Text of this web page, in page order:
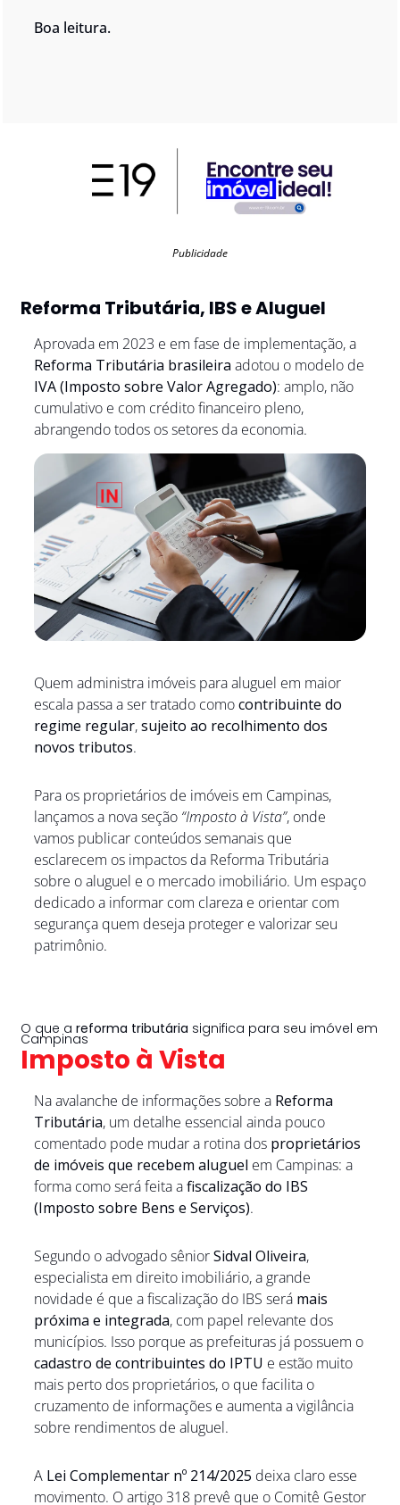
Boa leitura.
Publicidade
Reforma Tributária, IBS e Aluguel
Reforma Tributária brasileira
IVA (Imposto sobre Valor Agregado): amplo, não
cumulativo e com crédito financeiro pleno,
abrangendo todos os setores da economia.
Quem administra imóveis para aluguel em maior
escala passa a ser tratado como contribuinte do
regime regular, sujeito ao recolhimento dos
novos tributos.
Para os proprietários de imóveis em Campinas,
lançamos a nova seção “Imposto à Vista”, onde
vamos publicar conteúdos semanais que
esclarecem os impactos da Reforma Tributária
sobre o aluguel e o mercado imobiliário. Um espaço
dedicado a informar com clareza e orientar com
segurança quem deseja proteger e valorizar seu
patrimônio.
O que a reforma tributária significa para seu imóvel em
Campinas
Imposto à Vista
Na avalanche de informações sobre a Reforma
Tributária, um detalhe essencial ainda pouco
comentado pode mudar a rotina dos proprietários
de imóveis que recebem aluguel em Campinas: a
forma como será feita a fiscalização do IBS
(Imposto sobre Bens e Serviços).
Segundo o advogado sênior Sidval Oliveira,
especialista em direito imobiliário, a grande
novidade é que a fiscalização do IBS será mais
próxima e integrada, com papel relevante dos
cadastro de contribuintes do IPTU e estão muito
mais perto dos proprietários, o que facilita o
cruzamento de informações e aumenta a vigilância
sobre rendimentos de aluguel.
A Lei Complementar nº 214/2025 deixa claro esse
movimento. O artigo 318 prevê que o Comitê Gestor